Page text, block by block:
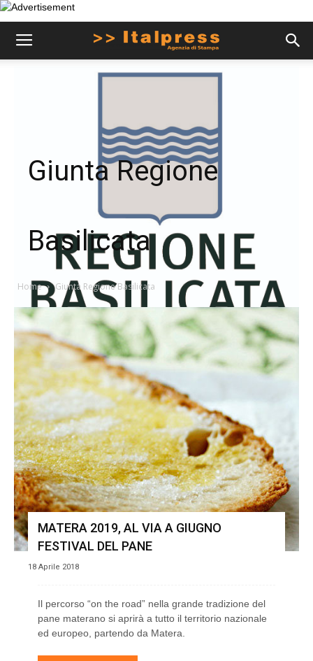
Giunta Regione
Basilicata
Home Giunta Regione Basilicata
MATERA 2019, AL VIA A GIUGNO
FESTIVAL DEL PANE
18 Aprile 2018
Il percorso “on the road” nella grande tradizione del
pane materano si aprirà a tutto il territorio nazionale
ed europeo, partendo da Matera.